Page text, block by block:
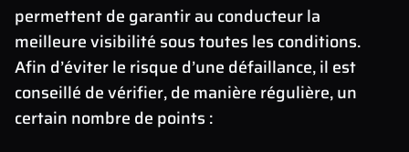
permettent de garantir au conducteur la
meilleure visibilité sous toutes les conditions.
Afin d’éviter le risque d’une défaillance, il est
conseillé de vérifier, de manière régulière, un
certain nombre de points :